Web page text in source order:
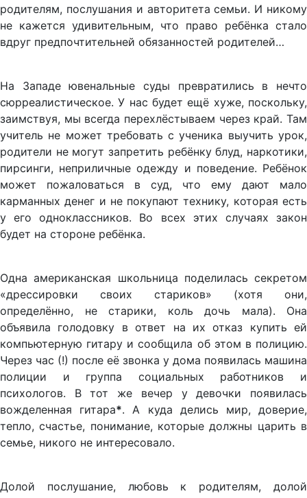
родителям, послушания и авторитета семьи. И никому
не кажется удивительным, что право ребёнка стало
вдруг предпочтительней обязанностей родителей…
На Западе ювенальные суды превратились в нечто
сюрреалистическое. У нас будет ещё хуже, поскольку,
заимствуя, мы всегда перехлёстываем через край. Там
учитель не может требовать с ученика выучить урок,
родители не могут запретить ребёнку блуд, наркотики,
пирсинги, неприличные одежду и поведение. Ребёнок
может пожаловаться в суд, что ему дают мало
карманных денег и не покупают технику, которая есть
у его одноклассников. Во всех этих случаях закон
будет на стороне ребёнка.
Одна американская школьница поделилась секретом
«дрессировки своих стариков» (хотя они,
определённо, не старики, коль дочь мала). Она
объявила голодовку в ответ на их отказ купить ей
компьютерную гитару и сообщила об этом в полицию.
Через час (!) после её звонка у дома появилась машина
полиции и группа социальных работников и
психологов. В тот же вечер у девочки появилась
вожделенная гитара*. А куда делись мир, доверие,
тепло, счастье, понимание, которые должны царить в
семье, никого не интересовало.
Долой послушание, любовь к родителям, долой